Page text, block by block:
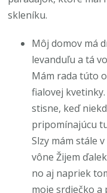
skleníku.
Môj domov má
levanduľu a tá
Mám rada túto
fialovej
stisne, keď
pripomínajúcu
Slzy mám stále
vône Žijem
no aj napriek
moje srdiečko